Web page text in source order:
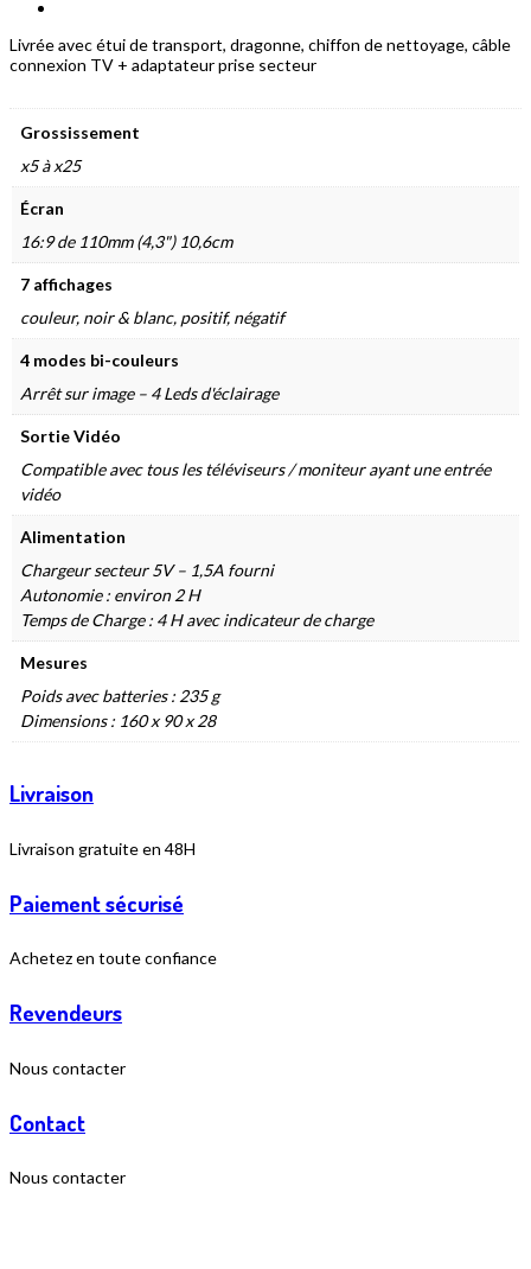
Livrée avec étui de transport, dragonne, chiffon de nettoyage, câble
connexion TV + adaptateur prise secteur
Grossissement
x5 à x25
Écran
16:9 de 110mm (4,3") 10,6cm
7 affichages
couleur, noir & blanc, positif, négatif
4 modes bi-couleurs
Arrêt sur image – 4 Leds d'éclairage
Sortie Vidéo
Compatible avec tous les téléviseurs / moniteur ayant une entrée
vidéo
Alimentation
Chargeur secteur 5V – 1,5A fourni
Autonomie : environ 2 H
Temps de Charge : 4 H avec indicateur de charge
Mesures
Poids avec batteries : 235 g
Dimensions : 160 x 90 x 28
Livraison
Livraison gratuite en 48H
Paiement sécurisé
Achetez en toute confiance
Revendeurs
Nous contacter
Contact
Nous contacter